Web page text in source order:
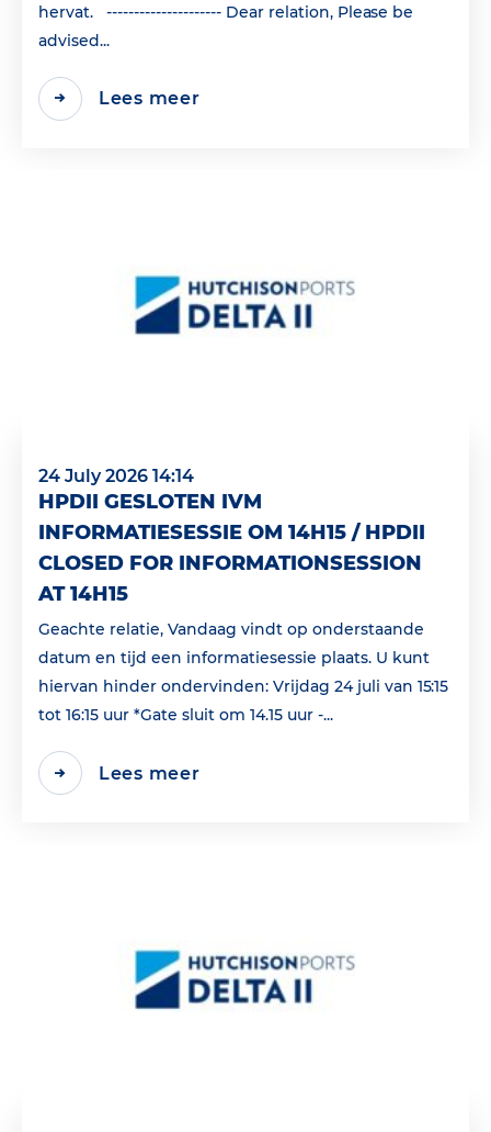
hervat. --------------------- Dear relation, Please be
advised...
Lees meer
24 July 2026 14:14
HPDII GESLOTEN IVM
INFORMATIESESSIE OM 14H15 / HPDII
CLOSED FOR INFORMATIONSESSION
AT 14H15
Geachte relatie, Vandaag vindt op onderstaande
datum en tijd een informatiesessie plaats. U kunt
hiervan hinder ondervinden: Vrijdag 24 juli van 15:15
tot 16:15 uur *Gate sluit om 14.15 uur -...
Lees meer